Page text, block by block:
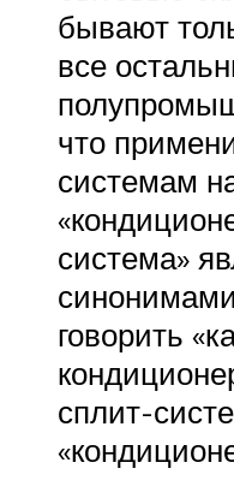
бывают
все
что
системам
система»
говорить
сплит-